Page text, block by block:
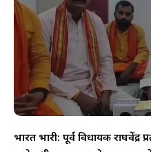
भारत भारी: पूर्व विधायक राघवेंद्र